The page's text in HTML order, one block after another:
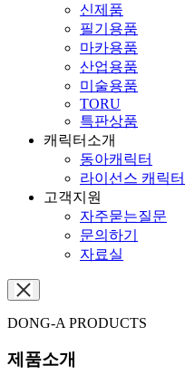
신제품
필기용품
마카용품
산업용품
미술용품
TORU
특판상품
캐릭터소개
동아캐릭터
라이선스 캐릭터
고객지원
자주묻는질문
문의하기
자료실
DONG-A PRODUCTS
제품소개